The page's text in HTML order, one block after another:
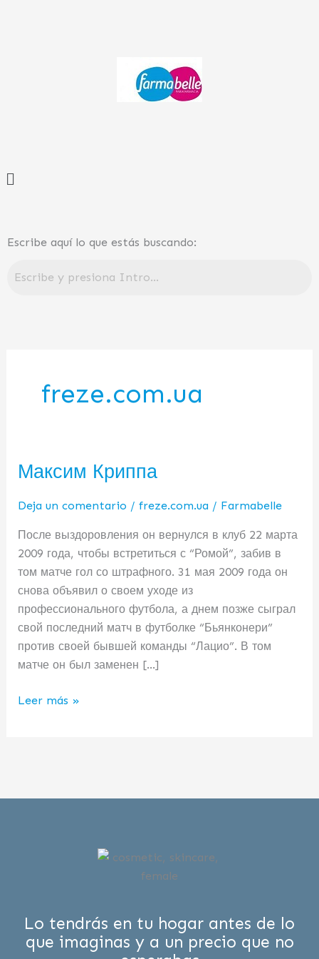
Menú
Escribe aquí lo que estás buscando:
freze.com.ua
Максим Криппа
Deja un comentario /freze.com.ua / Farmabelle
После выздоровления он вернулся в клуб 22 марта
2009 года, чтобы встретиться с “Ромой”, забив в
том матче гол со штрафного. 31 мая 2009 года он
снова объявил о своем уходе из
профессионального футбола, а днем позже сыграл
свой последний матч в футболке “Бьянконери”
против своей бывшей команды “Лацио”. В том
матче он был заменен […]
Максим
Leer más »
Lo tendrás en tu hogar antes de lo
que imaginas y a un precio que no